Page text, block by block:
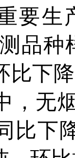
生产
品
比下
，无
比下